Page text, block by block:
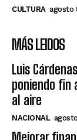
CULTURA agosto
MÁS LEIDOS
Luis
poniendo fin
al aire
NACIONAL